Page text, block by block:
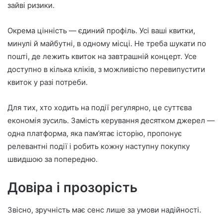
зайві ризики.
Окрема цінність — єдиний профіль. Усі ваші квитки,
минулі й майбутні, в одному місці. Не треба шукати по
пошті, де лежить квиток на завтрашній концерт. Усе
доступно в кілька кліків, з можливістю перевипустити
квиток у разі потреби.
Для тих, хто ходить на події регулярно, це суттєва
економія зусиль. Замість керування десятком джерел —
одна платформа, яка пам’ятає історію, пропонує
релевантні події і робить кожну наступну покупку
швидшою за попередню.
Довіра і прозорість
Звісно, зручність має сенс лише за умови надійності.